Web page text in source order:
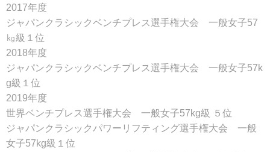
2017年度
ジャパンクラシックベンチプレス選手権大会 一般女子57
㎏級１位
2018年度
ジャパンクラシックベンチプレス選手権大会 一般女子57k
g級１位
2019年度
世界ベンチプレス選手権大会 一般女子57kg級 ５位
ジャパンクラシックパワーリフティング選手権大会 一般
女子57kg級１位